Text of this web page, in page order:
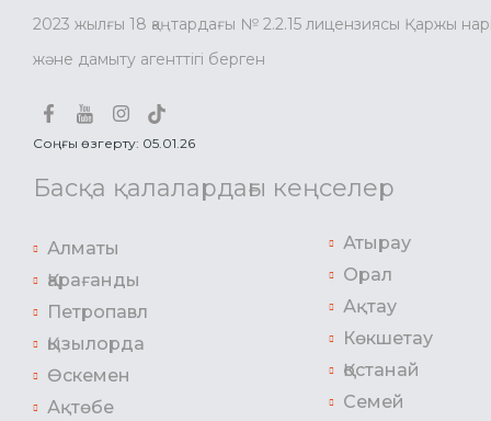
2023 жылғы 18 қаңтардағы № 2.2.15 лицензиясы Қаржы
және дамыту агенттігі берген
Соңғы өзгерту: 05.01.26
Басқа қалалардағы кеңселер
Алматы
Қарағанды
Петропавл
Қызылорда
Өскемен
Ақтөбе
Атырау
Орал
Ақтау
Көкшетау
Қостанай
Семей